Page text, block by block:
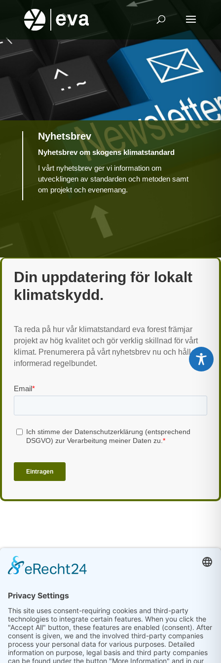
Nyhetsbrev
Nyhetsbrev om skogens klimatstandard
I vårt nyhetsbrev ger vi information om
utvecklingen av standarden och metoden samt
om projekt och evenemang.
Din uppdatering för lokalt
klimatskydd.
Ta reda på hur vår klimatstandard eva forest främjar
projekt av hög kvalitet och gör verklig skillnad för vårt
klimat. Prenumerera på vårt nyhetsbrev nu och håll dig
informerad regelbundet.
© 2026eva service GmbH | Leipziger Strasse 70 |
06108 Halle (Saale) |Impressum|Datenschutz |